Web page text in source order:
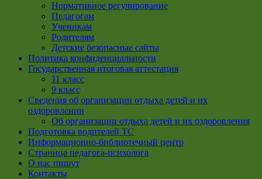
Нормативное регулирование
Педагогам
Ученикам
Родителям
Детские безопасные сайты
Политика конфиденциальности
Государственная итоговая аттестация
11 класс
9 класс
Сведения об организации отдыха детей и их
оздоровлении
Об организации отдыха детей и их оздоровления
Подготовка водителей ТС
Информационно-библиотечный центр
Страница педагога-психолога
О нас пишут
Контакты